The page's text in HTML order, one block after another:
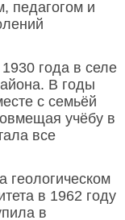
педагогом и
года в селе
В годы
с семьёй
учёбу в
все
геологическом
в 1962 году
в